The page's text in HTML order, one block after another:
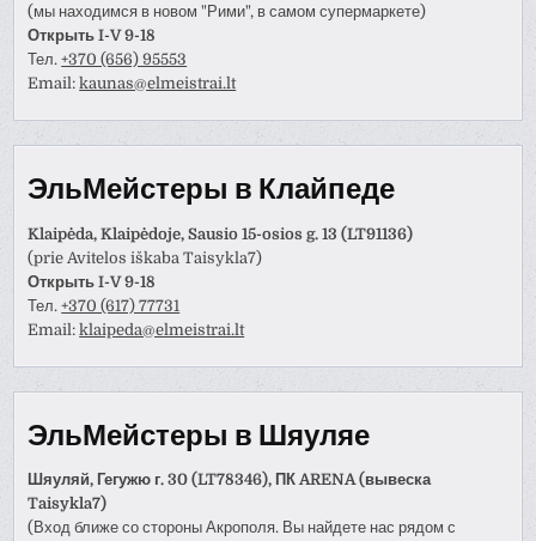
(мы находимся в новом "Рими", в самом супермаркете)
Открыть I-V 9-18
Тел.+370 (656) 95553
Email:kaunas@elmeistrai.lt
ЭльМейстеры в Клайпеде
Klaipėda, Klaipėdoje, Sausio 15-osios g. 13 (LT91136)
(prie Avitelos iškaba Taisykla7)
Открыть I-V 9-18
Тел.+370 (617) 77731
Email:klaipeda@elmeistrai.lt
ЭльМейстеры в Шяуляе
Шяуляй, Гегужю г. 30 (LT78346), ПК ARENA (вывеска
Taisykla7)
(Вход ближе со стороны Акрополя. Вы найдете нас рядом с